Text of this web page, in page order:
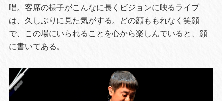
唱。客席の様子がこんなに長くビジョンに映るライブ
は、久しぶりに見た気がする。どの顔ももれなく笑顔
で、この場にいられることを心から楽しんでいると、顔
に書いてある。